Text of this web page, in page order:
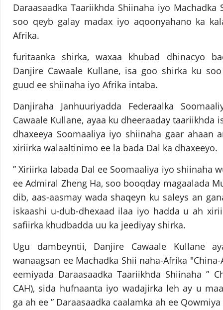
Daraasaadka Taariikhda Shiinaha iyo Machadka
soo qeyb galay madax iyo aqoonyahano ka
Afrika.
furitaanka shirka, waxaa khubad dhinacyo
Danjire Cawaale Kullane, isa goo shirka ku
guud ee shiinaha iyo Afrika intaba.
Danjiraha Janhuuriyadda Federaalka
Cawaale Kullane, ayaa ku dheeraaday taariikhda
dhaxeeya Soomaaliya iyo shiinaha gaar ahaan
xiriirka walaaltinimo ee la bada Dal ka dhaxeeyo.
” Xiriirka labada Dal ee Soomaaliya iyo shiinaha
ee Admiral Zheng Ha, soo booqday magaalada
dib, aas-aasmay wada shaqeyn ku saleys an
iskaashi u-dub-dhexaad ilaa iyo hadda u ah
safiirka khudbadda uu ka jeediyay shirka.
Ugu dambeyntii, Danjire Cawaale Kullane
wanaagsan ee Machadka Shii naha-Afrika
eemiyada Daraasaadka Taariikhda Shiinaha ”
CAH), sida hufnaanta iyo wadajirka leh ay u
ga ah ee ” Daraasaadka caalamka ah ee